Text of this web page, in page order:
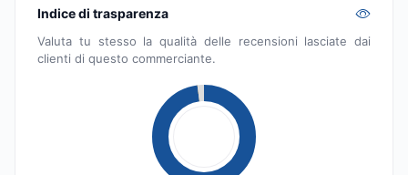
Indice di trasparenza
Valuta tu stesso la qualità delle recensioni lasciate dai
clienti di questo commerciante.